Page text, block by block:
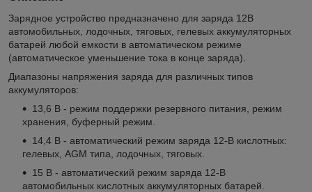
Зарядное устройство предназначено для заряда 12В
автомобильных, лодочных, тяговых, гелевых аккумуляторных
батарей любой емкости в автоматическом режиме
(автоматическое уменьшение тока в конце заряда).
Диапазоны напряжения заряда для различных типов
аккумуляторов:
13,6 В - режим поддержки резервного питания, режим
хранения, буферный режим.
14,4 В - автоматический режим заряда 12-В кислотных:
гелевых, AGM типа, лодочных, тяговых.
15 В - автоматический режим заряда 12-В
автомобильных кислотных аккумуляторных батарей.